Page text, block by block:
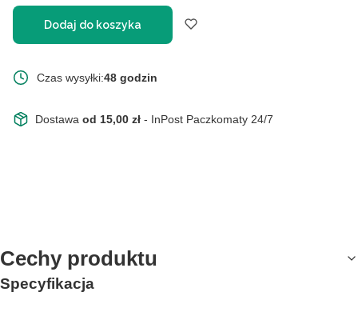
Dodaj do koszyka
Czas wysyłki:48 godzin
Dostawa od 15,00 zł - InPost Paczkomaty 24/7
Cechy produktu
Specyfikacja